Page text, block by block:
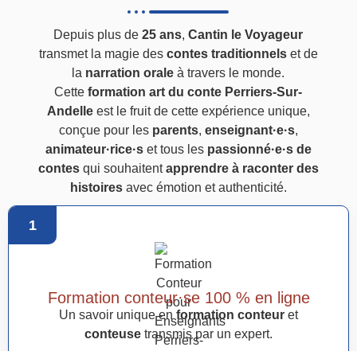
Depuis plus de25 ans,Cantin le Voyageur
transmet la magie des contes traditionnelset de
la narration orale à travers le monde.
Cetteformation art du conte Perriers-Sur-
Andelleest le fruit de cette expérience unique,
conçue pour les parents, enseignant·e·s,
animateur·rice·set tous les passionné·e·s de
contesqui souhaitentapprendre à raconter des
histoiresavec émotion et authenticité.
1
Formation conteur·se 100 % en ligne
Un savoir unique en formation conteur et
conteuse transmis par un expert.